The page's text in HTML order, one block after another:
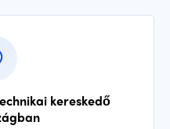
kereskedő